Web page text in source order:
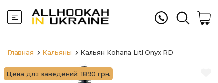
Главная Кальяны Кальян Kohana Litl Onyx RD
Цена для заведений: 1890 грн.